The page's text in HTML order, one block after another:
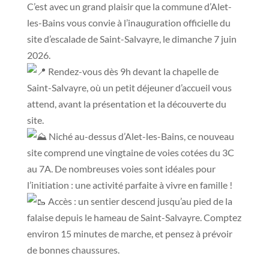
C’est avec un grand plaisir que la commune d’Alet-
les-Bains vous convie à l’inauguration officielle du
site d’escalade de Saint-Salvayre, le dimanche 7 juin
2026.
Rendez-vous dès 9h devant la chapelle de
Saint-Salvayre, où un petit déjeuner d’accueil vous
attend, avant la présentation et la découverte du
site.
Niché au-dessus d’Alet-les-Bains, ce nouveau
site comprend une vingtaine de voies cotées du 3C
au 7A. De nombreuses voies sont idéales pour
l’initiation : une activité parfaite à vivre en famille !
Accès : un sentier descend jusqu’au pied de la
falaise depuis le hameau de Saint-Salvayre. Comptez
environ 15 minutes de marche, et pensez à prévoir
de bonnes chaussures.